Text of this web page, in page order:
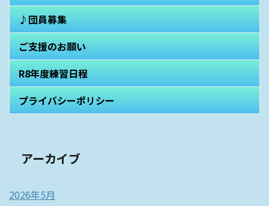
♪団員募集
ご支援のお願い
R8年度練習日程
プライバシーポリシー
アーカイブ
2026年5月